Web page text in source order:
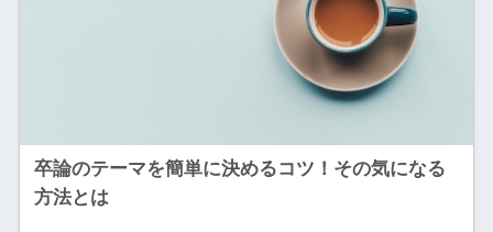
卒論のテーマを簡単に決めるコツ！その気になる
方法とは